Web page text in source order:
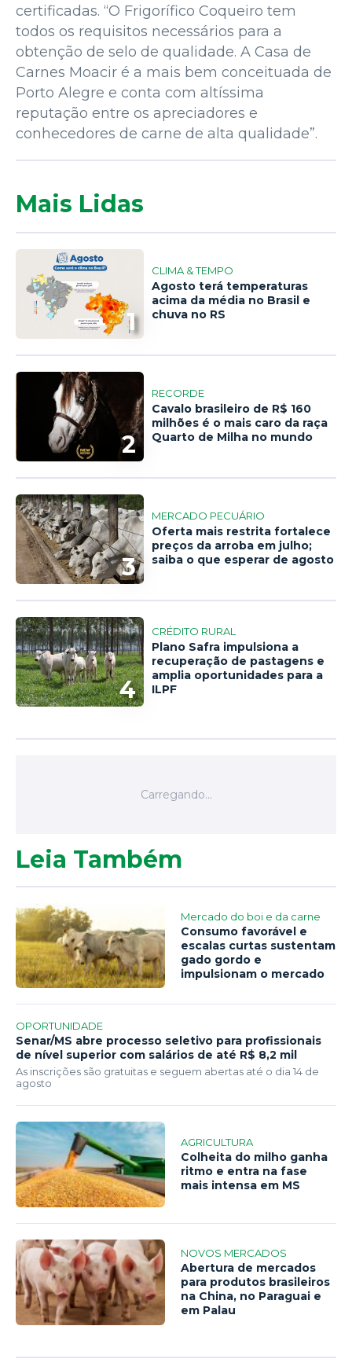
certificadas. “O Frigorífico Coqueiro tem
todos os requisitos necessários para a
obtenção de selo de qualidade. A Casa de
Carnes Moacir é a mais bem conceituada de
Porto Alegre e conta com altíssima
reputação entre os apreciadores e
conhecedores de carne de alta qualidade”.
Mais Lidas
1
CLIMA & TEMPO
Agosto terá temperaturas
acima da média no Brasil e
chuva no RS
2
RECORDE
Cavalo brasileiro de R$ 160
milhões é o mais caro da raça
Quarto de Milha no mundo
3
MERCADO PECUÁRIO
Oferta mais restrita fortalece
preços da arroba em julho;
saiba o que esperar de agosto
4
CRÉDITO RURAL
Plano Safra impulsiona a
recuperação de pastagens e
amplia oportunidades para a
ILPF
Leia Também
Mercado do boi e da carne
Consumo favorável e
escalas curtas sustentam
gado gordo e
impulsionam o mercado
OPORTUNIDADE
Senar/MS abre processo seletivo para profissionais
de nível superior com salários de até R$ 8,2 mil
As inscrições são gratuitas e seguem abertas até o dia 14 de
agosto
AGRICULTURA
Colheita do milho ganha
ritmo e entra na fase
mais intensa em MS
NOVOS MERCADOS
Abertura de mercados
para produtos brasileiros
na China, no Paraguai e
em Palau